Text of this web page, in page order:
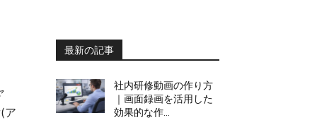
ア
最新の記事
社内研修動画の作り方
｜画面録画を活用した
効果的な作...